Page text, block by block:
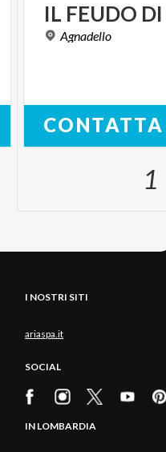
IL FEUDO DI
Agnadello
CONTATTA
1
I NOSTRI SITI
ariaspa.it
SOCIAL
IN LOMBARDIA